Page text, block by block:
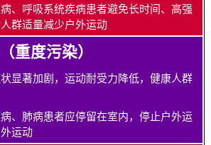
、呼吸系统疾病患者避免长时间、高强
群适量减少户外运动
重度污染）
显著加剧，运动耐受力降低，健康人群
、肺病患者应停留在室内，停止户外运
运动